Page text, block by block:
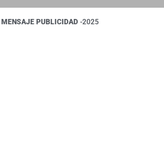
MENSAJE PUBLICIDAD -2025